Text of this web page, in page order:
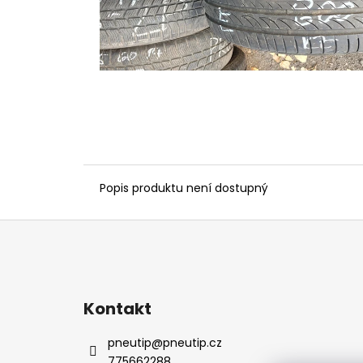
Popis produktu není dostupný
Z
Kontakt
pneutip@pneutip.cz